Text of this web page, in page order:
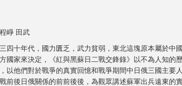
崢 田武
四十年代，國力匱乏，武力貧弱，東北這塊原本屬於中
國家來決定，《紅與黑蘇日二戰交鋒錄》以不為人知的
以他們對於戰爭的真實回憶和戰爭期間中日俄三國主要
前後日俄關係的前前後後，為觀眾講述蘇軍出兵遠東的實